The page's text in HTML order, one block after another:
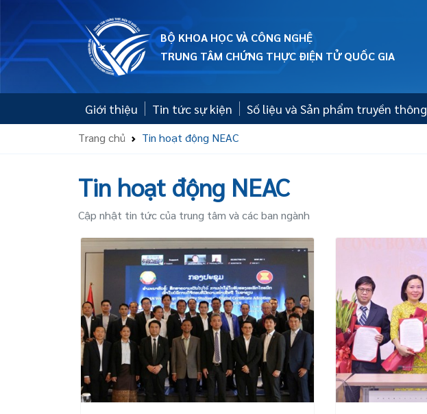
BỘ KHOA HỌC VÀ CÔNG NGHỆ
TRUNG TÂM CHỨNG THỰC ĐIỆN TỬ QUỐC GIA
Giới thiệu Tin tức sự kiện Số liệu và Sản phẩm truyền thông
Trang chủ Tin hoạt động NEAC
Tin hoạt động NEAC
Cập nhật tin tức của trung tâm và các ban ngành